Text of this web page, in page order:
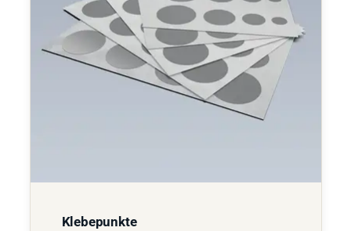
Klebepunkte